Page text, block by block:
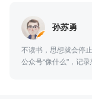
孙苏勇
不读书，思想就会停止
公众号“像什么"，记录